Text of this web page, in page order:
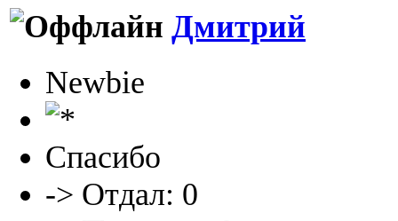
Дмитрий
Newbie
Спасибо
-> Отдал: 0